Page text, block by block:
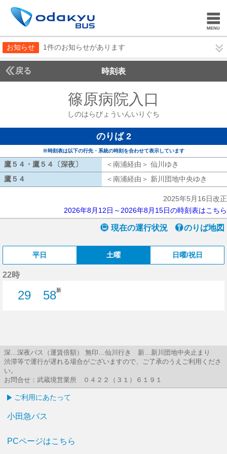
お知らせ 1件のお知らせがあります
戻る 時刻表
篠原病院入口
しのはらびょういんいりぐち
のりば 2
※時刻表は以下の行先・系統の時刻を合わせて表示しています
鷹５４・鷹５４〔深夜〕 鷹５４・鷹５４〔深夜〕
＜南浦経由＞ 仙川ゆき
鷹５４
＜南浦経由＞ 新川団地中央ゆき
2025年5月16日改正
2026年8月12日～2026年8月15日の時刻表はこちら
現在の運行状況 のりば地図
平日 土曜 日曜/祝日
22時
29
58新
深…深夜バス（運賃倍額） 無印…仙川行き 新…新川団地中央止まり
渋滞等で運行が遅れる場合がございますので、ご了承のうえご利用くださ
い。
お問合せ：武蔵境営業所 ０４２２（３１）６１９１
ご利用にあたって
小田急バス
PCページはこちら